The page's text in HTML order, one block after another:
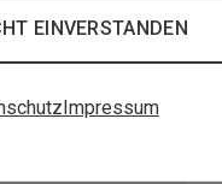
EINVERSTANDEN
Impressum